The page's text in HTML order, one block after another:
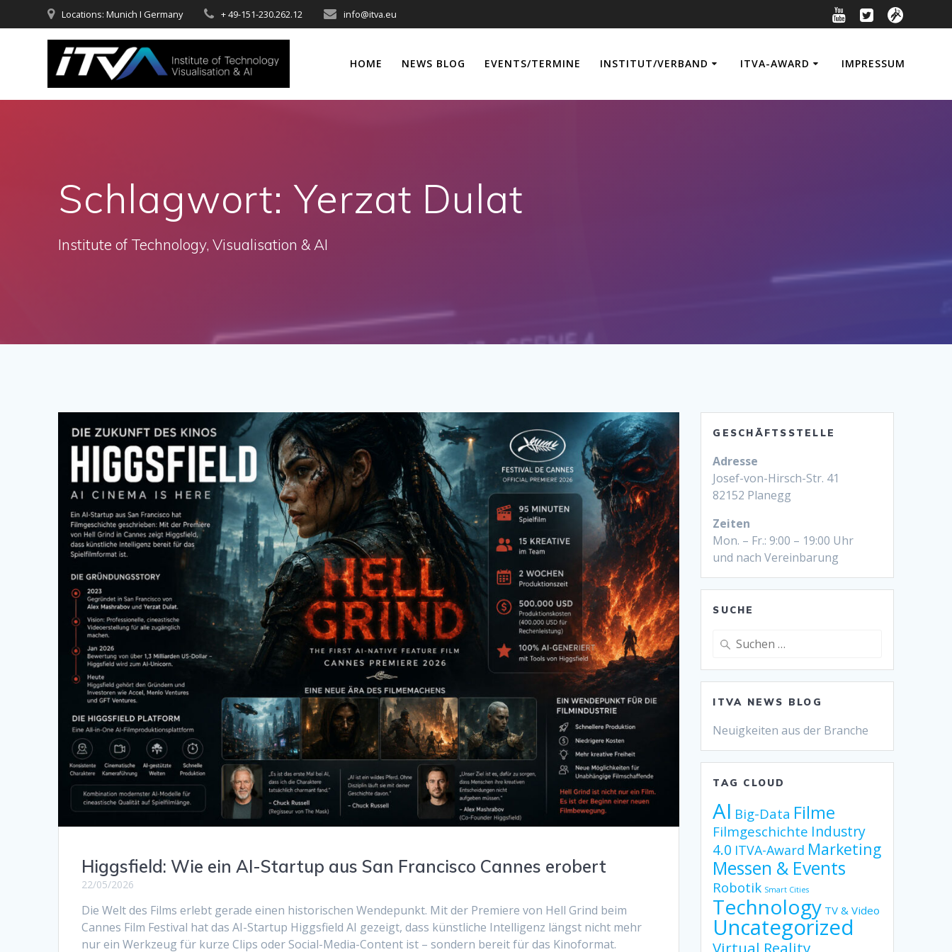
Inhalt
Locations: Munich I Germany + 49-151-230.262.12 info@itva.eu
HOME NEWS BLOG EVENTS/TERMINE INSTITUT/VERBAND ITVA-AWARD IMPRESSUM
Schlagwort:Yerzat Dulat
Institute of Technology, Visualisation & AI
Higgsfield: Wie ein AI-Startup aus San Francisco Cannes erobert
22/05/2026
Die Welt des Films erlebt gerade einen historischen Wendepunkt. Mit der Premiere von Hell Grind beim
Cannes Film Festival hat das AI-Startup Higgsfield AI gezeigt, dass künstliche Intelligenz längst nicht mehr
nur ein Werkzeug für kurze Clips oder Social-Media-Content ist – sondern bereit für das Kinoformat.
GESCHÄFTSSTELLE
Adresse
Josef-von-Hirsch-Str. 41
82152 Planegg
Zeiten
Mon. – Fr.: 9:00 – 19:00 Uhr
und nach Vereinbarung
SUCHE
Suche
ITVA NEWS BLOG
Neuigkeiten aus der Branche
TAG CLOUD
AI Big-Data Filme
Filmgeschichte Industry
4.0 ITVA-Award Marketing
Messen & Events
Robotik Smart Cities
Technology TV & Video
Uncategorized
Virtual Reality